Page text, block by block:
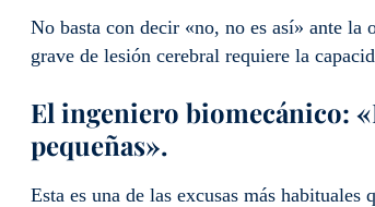
No basta con decir «no, no es así» ante
grave de lesión cerebral requiere la
El ingeniero biomecánico:
pequeñas».
Esta es una de las excusas más